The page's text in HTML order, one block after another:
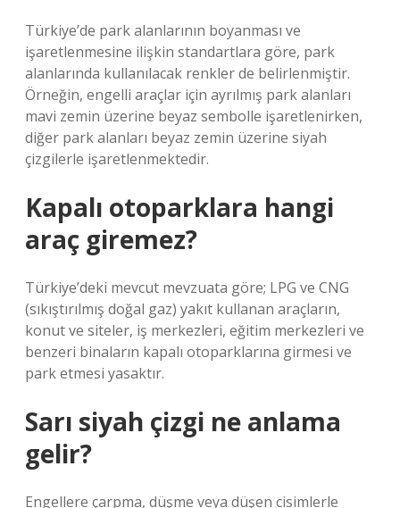
Türkiye’de park alanlarının boyanması ve
işaretlenmesine ilişkin standartlara göre, park
alanlarında kullanılacak renkler de belirlenmiştir.
Örneğin, engelli araçlar için ayrılmış park alanları
mavi zemin üzerine beyaz sembolle işaretlenirken,
diğer park alanları beyaz zemin üzerine siyah
çizgilerle işaretlenmektedir.
Kapalı otoparklara hangi
araç giremez?
Türkiye’deki mevcut mevzuata göre; LPG ve CNG
(sıkıştırılmış doğal gaz) yakıt kullanan araçların,
konut ve siteler, iş merkezleri, eğitim merkezleri ve
benzeri binaların kapalı otoparklarına girmesi ve
park etmesi yasaktır.
Sarı siyah çizgi ne anlama
gelir?
Engellere çarpma, düşme veya düşen cisimlerle